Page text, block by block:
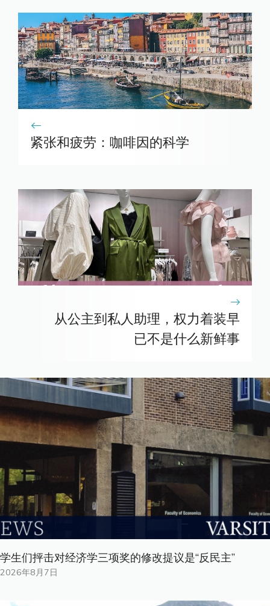
紧张和疲劳：咖啡因的科学
从公主到私人助理，权力着装早
已不是什么新鲜事
学生们抨击对经济学三项奖的修改提议是“反民主”
2026年8月7日